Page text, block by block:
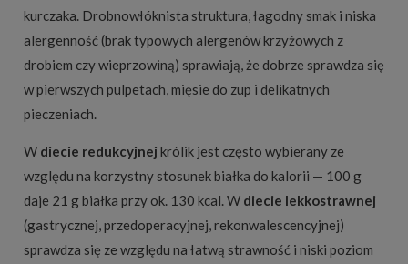
kurczaka. Drobnowłóknista struktura, łagodny smak i niska
alergenność (brak typowych alergenów krzyżowych z
drobiem czy wieprzowiną) sprawiają, że dobrze sprawdza się
w pierwszych pulpetach, mięsie do zup i delikatnych
pieczeniach.
W diecie redukcyjnej królik jest często wybierany ze
względu na korzystny stosunek białka do kalorii — 100 g
daje 21 g białka przy ok. 130 kcal. W diecie lekkostrawnej
(gastrycznej, przedoperacyjnej, rekonwalescencyjnej)
sprawdza się ze względu na łatwą strawność i niski poziom